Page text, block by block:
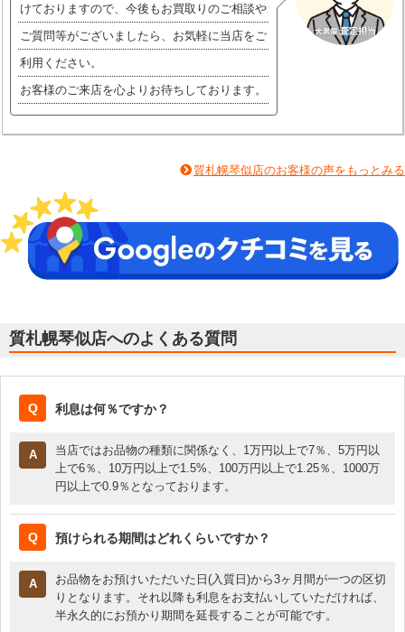
けておりますので、今後もお買取りのご相談や
ご質問等がございましたら、お気軽に当店をご
利用ください。
お客様のご来店を心よりお待ちしております。
質札幌琴似店のお客様の声をもっとみる
質札幌琴似店へのよくある質問
利息は何％ですか？
当店ではお品物の種類に関係なく、1万円以上で7％、5万円以
上で6％、10万円以上で1.5%、100万円以上で1.25％、1000万
円以上で0.9％となっております。
預けられる期間はどれくらいですか？
お品物をお預けいただいた日(入質日)から3ヶ月間が一つの区切
りとなります。それ以降も利息をお支払いしていただければ、
半永久的にお預かり期間を延長することが可能です。